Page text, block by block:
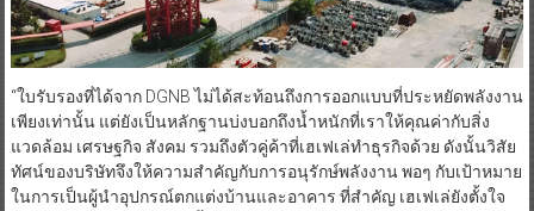
“ใบรับรองที่ได้จาก DGNB ไม่ได้สะท้อนถึงการออกแบบที่ประหยัดพลังงาน
เพียงเท่านั้น แต่ยังเป็นหลักฐานบ่งบอกถึงน้ำหนักที่เราให้คุณค่ากับสิ่ง
แวดล้อม เศรษฐกิจ สังคม รวมถึงตัวคู่ค้าที่เฮเฟเล่ทำธุรกิจด้วย ดังนั้นวิสัย
ทัศน์ของบริษัทจึงให้ความสำคัญกับการอนุรักษ์พลังงาน พอๆ กับเป้าหมาย
ในการเป็นผู้นำอุปกรณ์ตกแต่งบ้านและอาคาร ที่สำคัญ เฮเฟเล่ยังตั้งใจ